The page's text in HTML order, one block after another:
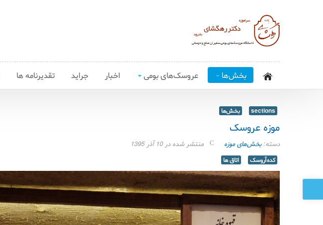
بخش‌ها عروسک‌های بومی اخبار جراید تقدیرنامه ها
sections بخش‌ها
موزه عروسک
دسته:بخش‌های موزه منتشر شده در 10 آذر 1395
کده‌آروسک اتاق ها